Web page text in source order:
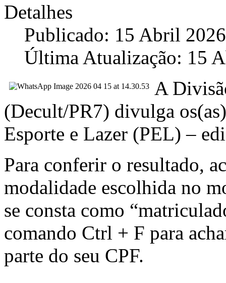
Detalhes
Publicado: 15 Abril 2026
Última Atualização: 15
A
(Decult/PR7) divulga
Esporte e Lazer (PEL) –
Para conferir o resultado,
modalidade escolhida no
se consta como
comando Ctrl + F para
parte do seu CPF.